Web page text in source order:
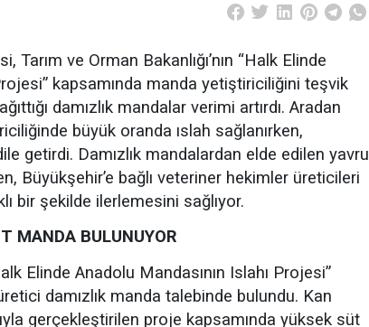
ve Orman Bakanlığı’nın “Halk Elinde
kapsamında manda yetiştiriciliğini teşvik
damızlık mandalar verimi artırdı. Aradan
büyük oranda ıslah sağlanırken,
getirdi. Damızlık mandalardan elde edilen yavru
Büyükşehir’e bağlı veteriner hekimler üreticileri
bir şekilde ilerlemesini sağlıyor.
MANDA BULUNUYOR
Elinde Anadolu Mandasının Islahı Projesi”
damızlık manda talebinde bulundu. Kan
gerçekleştirilen proje kapsamında yüksek süt